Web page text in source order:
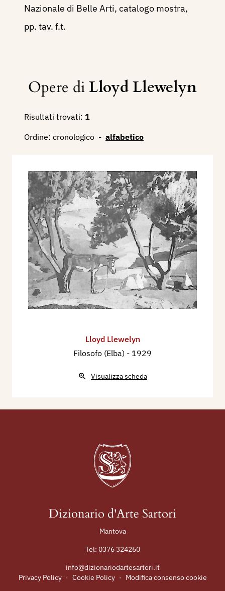
Nazionale di Belle Arti, catalogo mostra,
pp. tav. f.t.
Opere diLloyd Llewelyn
Risultati trovati: 1
Ordine: cronologico - alfabetico
Lloyd Llewelyn
Filosofo (Elba) - 1929
Visualizza scheda
Dizionario d'Arte Sartori
Mantova
Tel: 0376 324260
info@dizionariodartesartori.it
Privacy Policy · Cookie Policy · Modifica consenso cookie